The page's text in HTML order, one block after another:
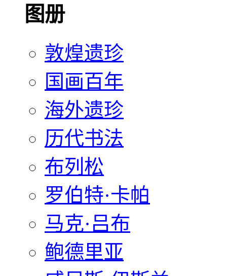
图册
敦煌遗珍
国画百年
海外遗珍
历代书法
布列松
罗伯特·卡帕
马克·吕布
鲍德里亚